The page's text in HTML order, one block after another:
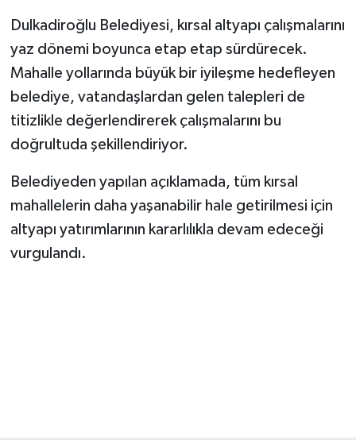
Dulkadiroğlu Belediyesi, kırsal altyapı çalışmalarını
yaz dönemi boyunca etap etap sürdürecek.
Mahalle yollarında büyük bir iyileşme hedefleyen
belediye, vatandaşlardan gelen talepleri de
titizlikle değerlendirerek çalışmalarını bu
doğrultuda şekillendiriyor.
Belediyeden yapılan açıklamada, tüm kırsal
mahallelerin daha yaşanabilir hale getirilmesi için
altyapı yatırımlarının kararlılıkla devam edeceği
vurgulandı.